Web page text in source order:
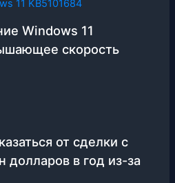
Windows 11
скорость
от сделки с
долларов в год из-за